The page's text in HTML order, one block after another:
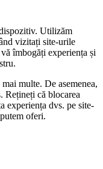
Utilizăm
vizitați site-urile
îmbogăți experiența și
multe. De asemenea,
Rețineți că blocarea
experiența dvs. pe site-
oferi.